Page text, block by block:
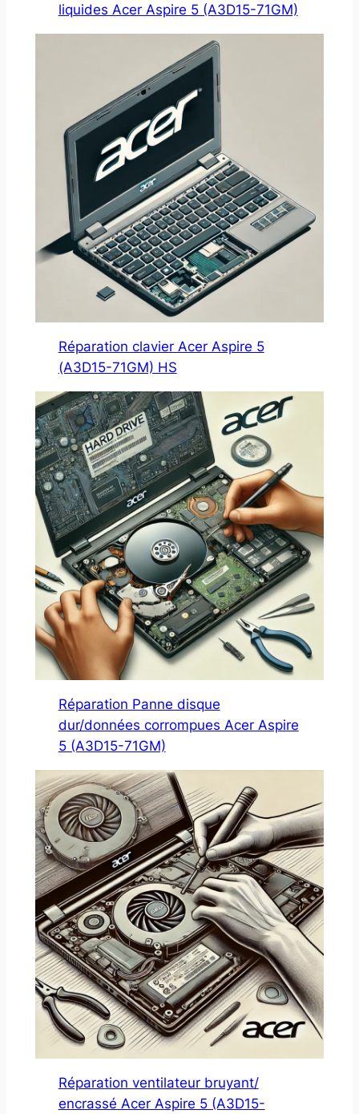
liquides Acer Aspire 5 (A3D15-71GM)
Réparation clavier Acer Aspire 5
(A3D15-71GM) HS
Réparation Panne disque
dur/données corrompues Acer Aspire
5 (A3D15-71GM)
Réparation ventilateur bruyant/
encrassé Acer Aspire 5 (A3D15-